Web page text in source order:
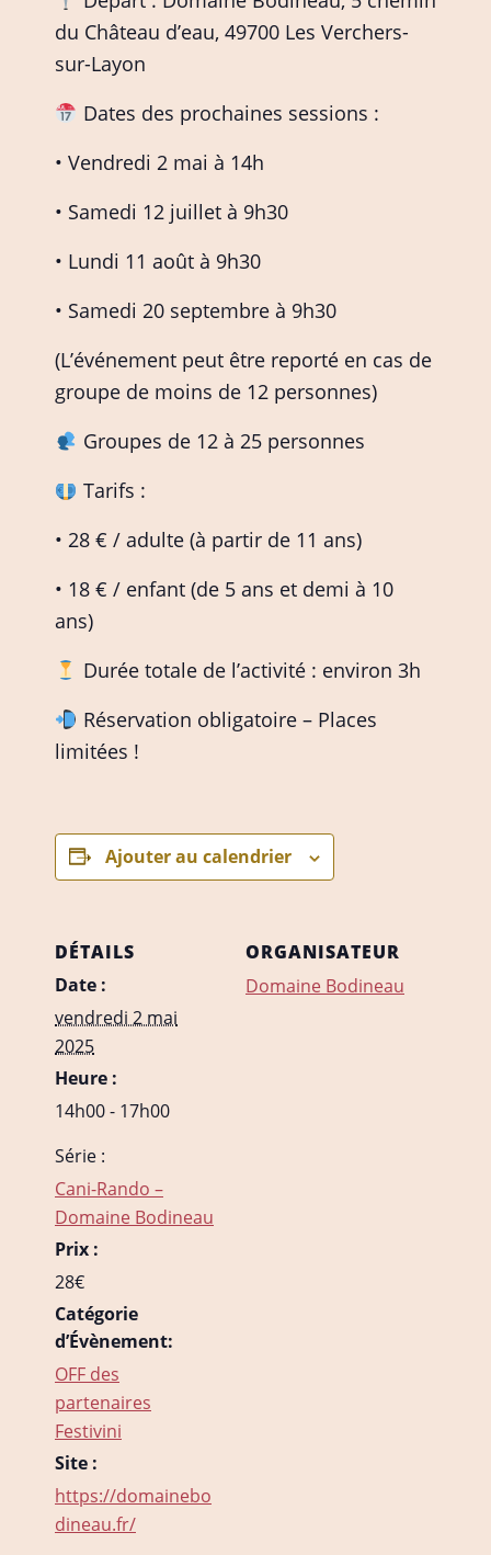
du Château d’eau, 49700 Les Verchers-
sur-Layon
Dates des prochaines sessions :
• Vendredi 2 mai à 14h
• Samedi 12 juillet à 9h30
• Lundi 11 août à 9h30
• Samedi 20 septembre à 9h30
(L’événement peut être reporté en cas de
groupe de moins de 12 personnes)
Groupes de 12 à 25 personnes
Tarifs :
• 28 € / adulte (à partir de 11 ans)
• 18 € / enfant (de 5 ans et demi à 10
ans)
Durée totale de l’activité : environ 3h
Réservation obligatoire – Places
limitées !
Ajouter au calendrier
DÉTAILS
Date :
vendredi 2 mai
2025
Heure :
14h00 - 17h00
Série :
Cani-Rando –
Domaine Bodineau
Prix :
28€
Catégorie
d’Évènement:
OFF des
partenaires
Festivini
Site :
https://domainebo
dineau.fr/
ORGANISATEUR
Domaine Bodineau